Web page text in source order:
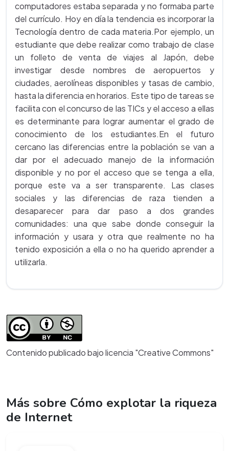
computadores estaba separada y no formaba parte
del currículo. Hoy en día la tendencia es incorporar la
Tecnología dentro de cada materia.Por ejemplo, un
estudiante que debe realizar como trabajo de clase
un folleto de venta de viajes al Japón, debe
investigar desde nombres de aeropuertos y
ciudades, aerolíneas disponibles y tasas de cambio,
hasta la diferencia en horarios. Este tipo de tareas se
facilita con el concurso de las TICs y el acceso a ellas
es determinante para lograr aumentar el grado de
conocimiento de los estudiantes.En el futuro
cercano las diferencias entre la población se van a
dar por el adecuado manejo de la información
disponible y no por el acceso que se tenga a ella,
porque este va a ser transparente. Las clases
sociales y las diferencias de raza tienden a
desaparecer para dar paso a dos grandes
comunidades: una que sabe donde conseguir la
información y usara y otra que realmente no ha
tenido exposición a ella o no ha querido aprender a
utilizarla.
Contenido publicado bajo licencia "Creative Commons"
Más sobre Cómo explotar la riqueza
de Internet